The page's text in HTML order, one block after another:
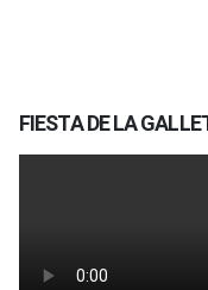
FIESTA DE LA